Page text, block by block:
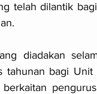
telah dilantik
diadakan
tahunan bagi Unit